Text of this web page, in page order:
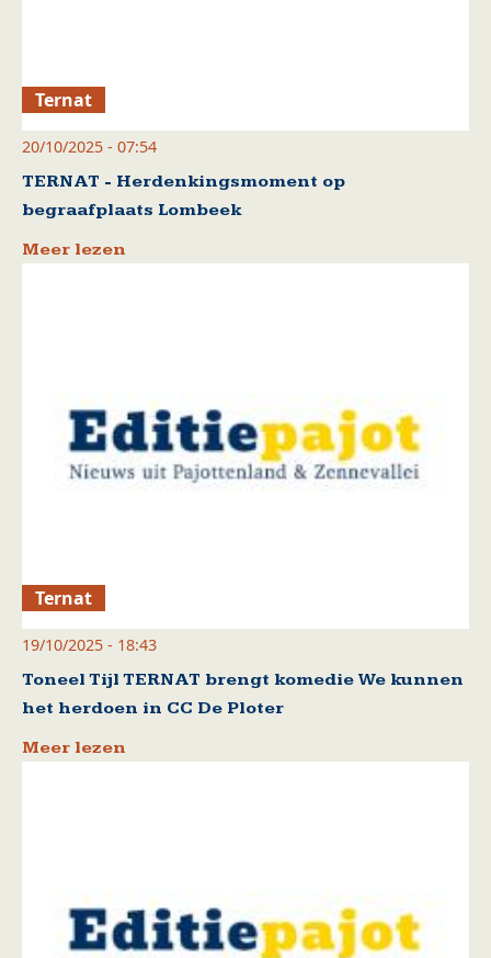
Ternat
20/10/2025 - 07:54
TERNAT - Herdenkingsmoment op
begraafplaats Lombeek
Meer lezen
Ternat
19/10/2025 - 18:43
Toneel Tijl TERNAT brengt komedie We kunnen
het herdoen in CC De Ploter
Meer lezen